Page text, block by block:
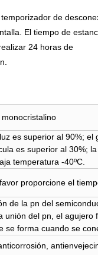
de
El tiempo de
24 horas de
es superior al 90%;
es superior al 30%;
temperatura -40ºC.
proporcione el
de la pn del
unión del pn, el
se forma cuando se